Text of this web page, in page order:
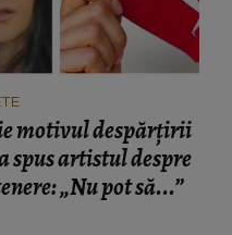
motivul despărțirii
spus artistul despre
„Nu pot să...”